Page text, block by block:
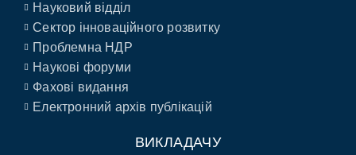
Науковий відділ
Сектор інноваційного розвитку
Проблемна НДР
Наукові форуми
Фахові видання
Електронний архів публікацій
ВИКЛАДАЧУ